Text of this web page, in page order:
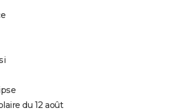
du 12 août